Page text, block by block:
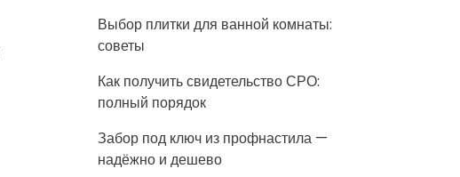
Выбор плитки для ванной комнаты:
советы
Как получить свидетельство СРО:
полный порядок
Забор под ключ из профнастила —
надёжно и дешево